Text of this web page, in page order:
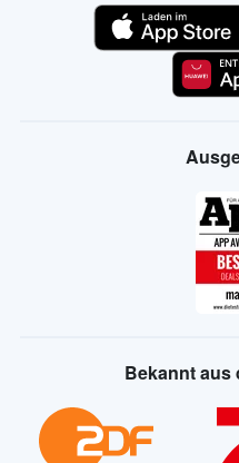
Bekannt aus